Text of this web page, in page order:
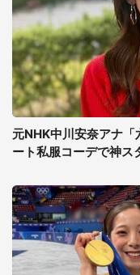
元NHK中川安奈アナ
ート私服コーデで神ス